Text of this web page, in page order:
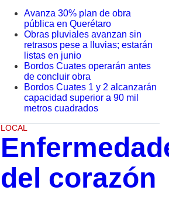
Avanza 30% plan de obra
pública en Querétaro
Obras pluviales avanzan sin
retrasos pese a lluvias; estarán
listas en junio
Bordos Cuates operarán antes
de concluir obra
Bordos Cuates 1 y 2 alcanzarán
capacidad superior a 90 mil
metros cuadrados
LOCAL
del corazón